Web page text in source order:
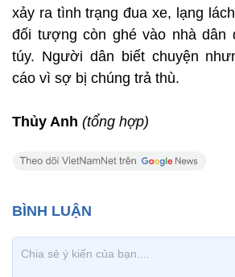
xảy ra tình trạng đua xe, lạng
đối tượng còn ghé vào nhà dân
túy. Người dân biết chuyện
cáo vì sợ bị chúng trả thù.
Thủy Anh (tổng hợp)